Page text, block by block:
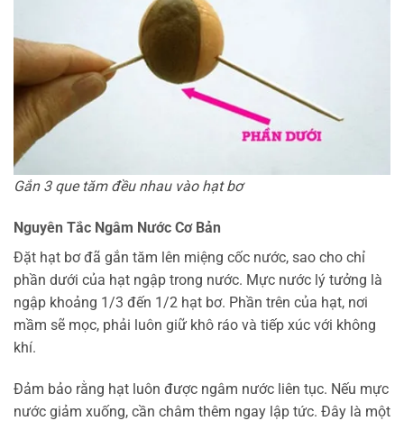
Gắn 3 que tăm đều nhau vào hạt bơ
Nguyên Tắc Ngâm Nước Cơ Bản
Đặt hạt bơ đã gắn tăm lên miệng cốc nước, sao cho chỉ
phần dưới của hạt ngập trong nước. Mực nước lý tưởng là
ngập khoảng 1/3 đến 1/2 hạt bơ. Phần trên của hạt, nơi
mầm sẽ mọc, phải luôn giữ khô ráo và tiếp xúc với không
khí.
Đảm bảo rằng hạt luôn được ngâm nước liên tục. Nếu mực
nước giảm xuống, cần châm thêm ngay lập tức. Đây là một